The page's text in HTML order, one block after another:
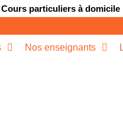
particuliers à
Nos enseignants